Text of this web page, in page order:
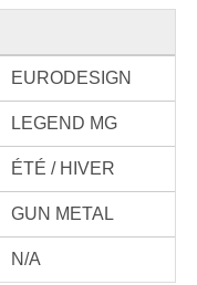
EURODESIGN
LEGEND MG
ÉTÉ / HIVER
GUN METAL
N/A